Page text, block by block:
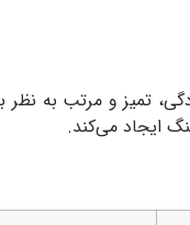
تمیز و مرتب به نظر
ایجاد می‌کند.